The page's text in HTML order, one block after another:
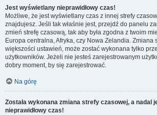
Jest wyświetlany nieprawidłowy czas!
Możliwe, że jest wyświetlany czas z innej strefy
znajdujesz. Jeśli tak właśnie jest, przejdź do panelu
zmień strefę czasową, tak aby była zgodna z twoim
Europa centralna, Afryka, czy Nowa Zelandia. Zmiana
większości ustawień, może zostać wykonana tylko
użytkowników. Jeżeli nie jesteś zarejestrowanym
dobry moment, by się zarejestrować.
Na górę
Została wykonana zmiana strefy czasowej, a nadal
nieprawidłowy czas!